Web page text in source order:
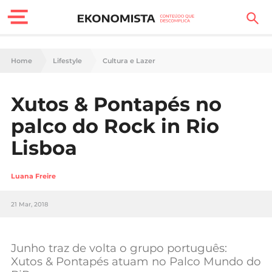
Finanças Pessoais
Carreira
Casa
Lifestyle
Sociedade
Negócios
Home Lifestyle Cultura e Lazer
Xutos & Pontapés no
palco do Rock in Rio
Lisboa
Luana Freire
21 Mar, 2018
Junho traz de volta o grupo português:
Xutos & Pontapés atuam no Palco Mundo do